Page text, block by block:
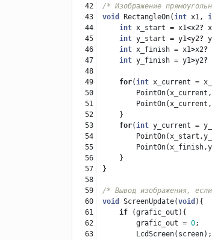
42
43
44
45
46
47
48
49
50
51
52
53
54
55
56
57
58
59
60
61
62
63
/* Изображение
void
RectangleOn(int x1,
int x_start = x1<x2?
int y_start = y1<y2?
int x_finish = x1>x2?
int y_finish = y1>y2?
for(int x_current =
PointOn(x_current ,
PointOn(x_current ,
}
for(int y_current =
PointOn(x_start ,
PointOn(x_finish,
}
}
/* Вывод изображения,
void
ScreenUpdate(void ){
if
(grafic_out ){
grafic_out = 0;
LcdScreen( screen);